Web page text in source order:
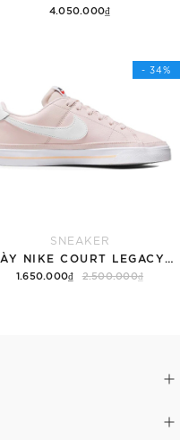
4.050.000₫
- 34%
SNEAKER
1.650.000₫ 2.500.000₫